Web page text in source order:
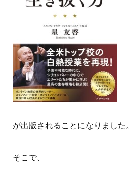
が出版されることになりました。
そこで、